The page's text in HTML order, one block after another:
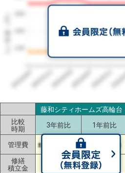
1㎡単価（円）
2023/072023/112024/032024/072024/11
藤和シティホームズ高輪台
比較
時期
3年前比 1年前比
管理費 ±0円（±0%） ±0円（±0%）
修繕
積立金
+12円
（+11%）
+12円
（+11%）